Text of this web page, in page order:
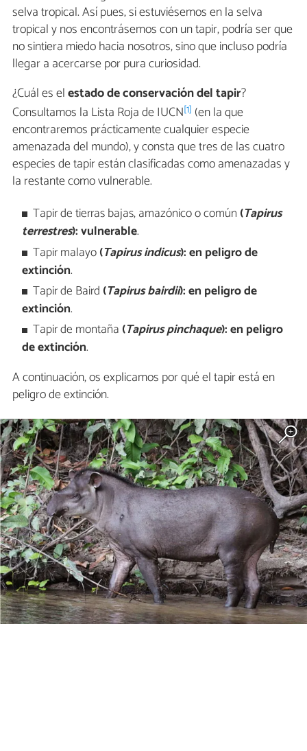
selva tropical. Así pues, si estuviésemos en la selva
tropical y nos encontrásemos con un tapir, podría ser que
no sintiera miedo hacia nosotros, sino que incluso podría
llegar a acercarse por pura curiosidad.
¿Cuál es elestado de conservación del tapir?
Consultamos la Lista Roja de IUCN[1] (en la que
encontraremos prácticamente cualquier especie
amenazada del mundo), y consta que tres de las cuatro
especies de tapir están clasificadas como amenazadas y
la restante como vulnerable.
Tapir de tierras bajas, amazónico o común (Tapirus
terrestres): vulnerable.
Tapir malayo(Tapirus indicus): en peligro de
extinción.
Tapir de Baird (Tapirus bairdii): en peligro de
extinción.
Tapir de montaña (Tapirus pinchaque): en peligro
de extinción.
A continuación, os explicamos por qué el tapir está en
peligro de extinción.